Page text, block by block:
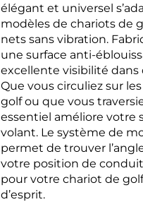
élégant et universel
modèles de chariots de
nets sans vibration.
une surface anti-
excellente visibilité dans
Que vous circuliez sur
golf ou que vous
essentiel améliore votre
volant. Le système de
permet de trouver
votre position de
pour votre chariot de
d’esprit.